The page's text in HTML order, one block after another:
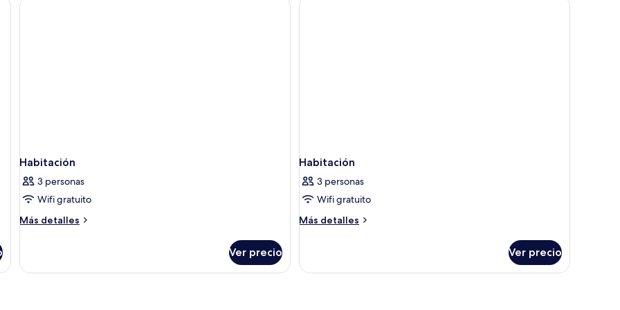
Twin,
Habitación
3 personas
Wifi gratuito
Más detalles
Más
Ver precio
Habitación
3 personas
Wifi gratuito
Más detalles
Más
Ver precio